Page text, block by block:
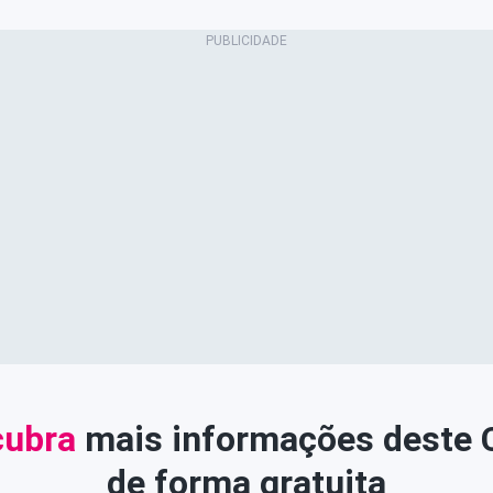
mais informações deste
de forma gratuita